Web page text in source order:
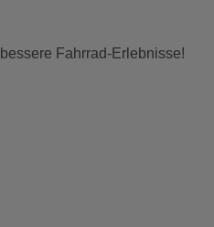
Fahrrad-Erlebnisse!